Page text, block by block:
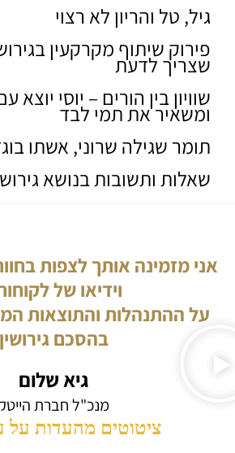
גיל, טל והריון לא רצוי
פירוק שיתוף מקרקעין
שצריך לדעת
שוויון בין הורים – יוסי יוצא
ומשאיר את תמי לבד
תומר שגילה שרוני, אשתו
שאלות ותשובות בנושא
אני מזמינה אותך לצפות
וידיאו של
על ההתנהלות והתוצאות
בהסכם גירושין
גיא שלום
מנכ"ל חברת
ציטוטים מהעדות על